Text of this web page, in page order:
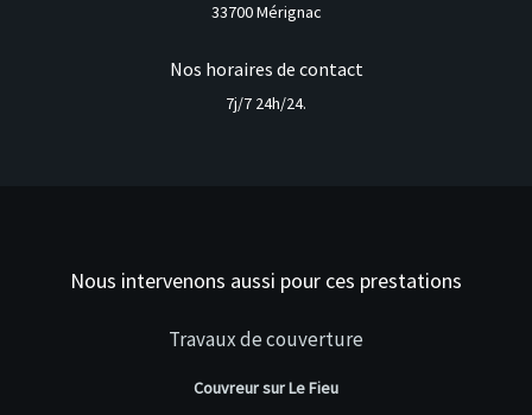
33700 Mérignac
Nos horaires de contact
7j/7 24h/24.
Nous intervenons aussi pour ces prestations
Travaux de couverture
Couvreur sur Le Fieu